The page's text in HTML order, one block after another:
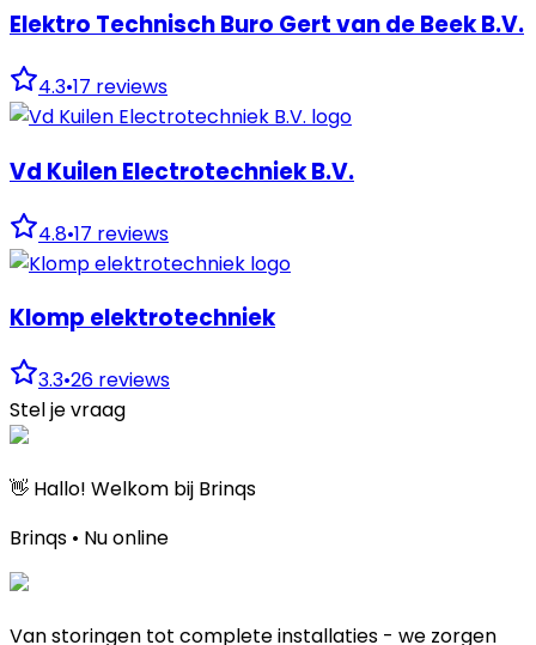
Elektro Technisch Buro Gert van de Beek B.V.
4.3•17 reviews
Vd Kuilen Electrotechniek B.V.
4.8•17 reviews
Klomp elektrotechniek
3.3•26 reviews
Stel je vraag
👋 Hallo! Welkom bij Brinqs
Brinqs • Nu online
Van storingen tot complete installaties - we zorgen